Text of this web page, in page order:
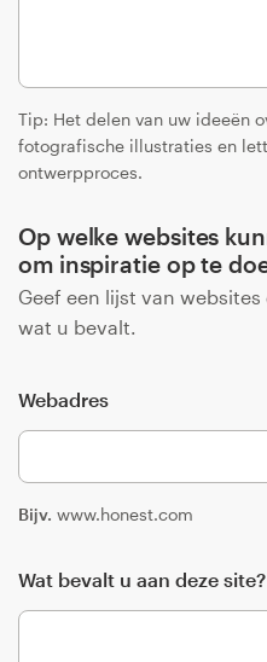
Tip: Het delen van uw ideeën
fotografische illustraties en
ontwerpproces.
Op welke websites
om inspiratie op te
Geef een lijst van
wat u bevalt.
Webadres
Bijv. www.honest.com
Wat bevalt u aan deze site?